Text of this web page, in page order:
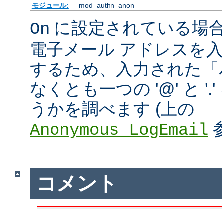
モジュール:
mod_authn_anon
On に設定されている場
電子メール アドレスを
するため、入力された
なくとも一つの '@' と
うかを調べます (上の
Anonymous_LogEmail
コメント